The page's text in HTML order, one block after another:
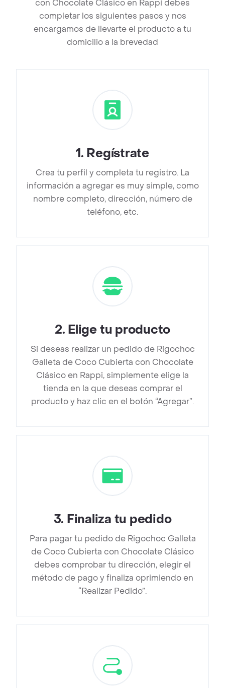
con Chocolate Clásico en Rappi debes
completar los siguientes pasos y nos
encargamos de llevarte el producto a tu
domicilio a la brevedad
1. Regístrate
Crea tu perfil y completa tu registro. La
información a agregar es muy simple, como
nombre completo, dirección, número de
teléfono, etc.
2. Elige tu producto
Si deseas realizar un pedido de Rigochoc
Galleta de Coco Cubierta con Chocolate
Clásico en Rappi, simplemente elige la
tienda en la que deseas comprar el
producto y haz clic en el botón “Agregar”.
3. Finaliza tu pedido
Para pagar tu pedido de Rigochoc Galleta
de Coco Cubierta con Chocolate Clásico
debes comprobar tu dirección, elegir el
método de pago y finaliza oprimiendo en
“Realizar Pedido”.